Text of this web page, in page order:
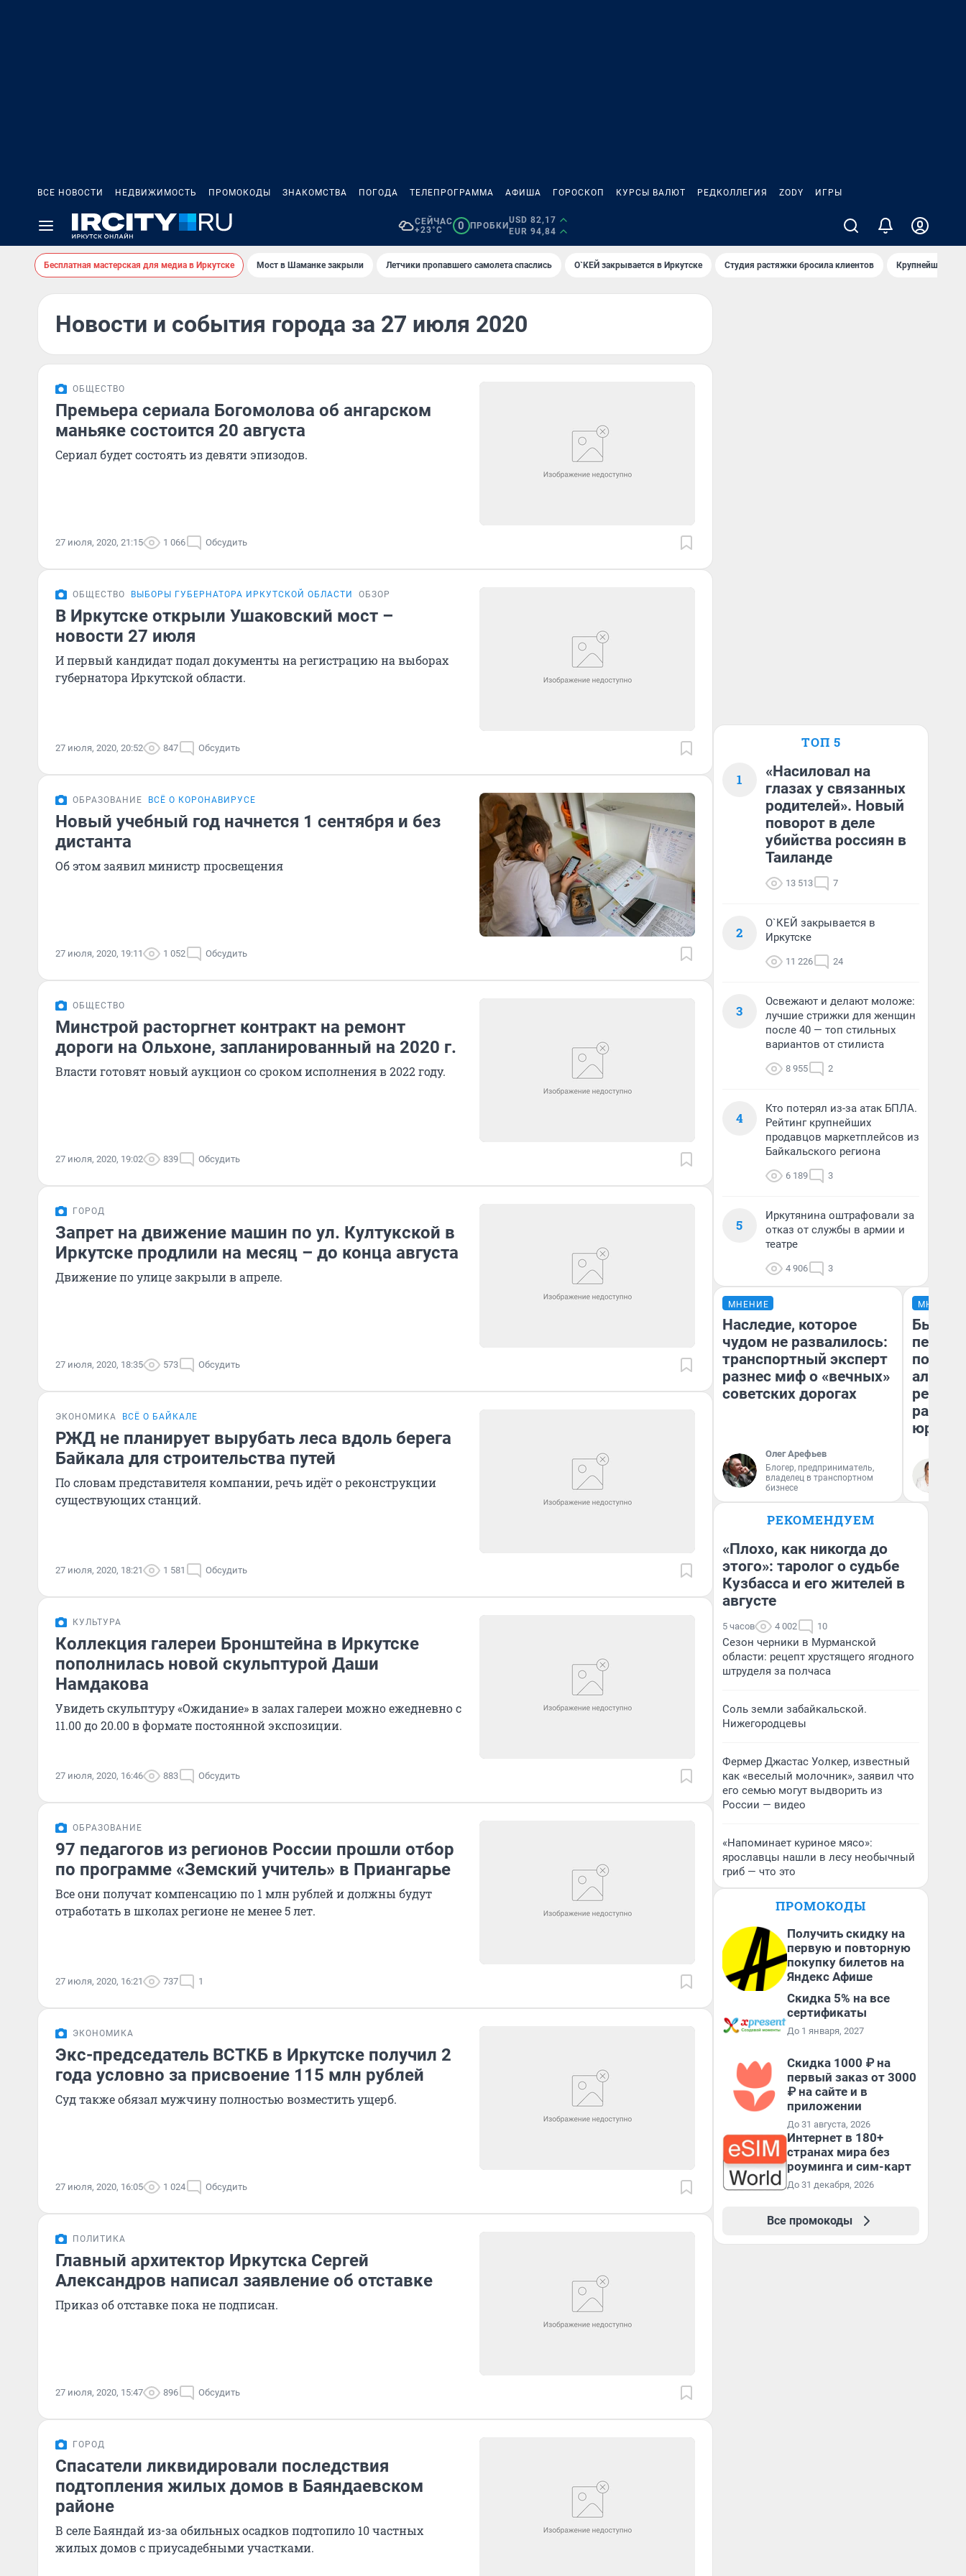
ВСЕ НОВОСТИ НЕДВИЖИМОСТЬ ПРОМОКОДЫ ЗНАКОМСТВА ПОГОДА ТЕЛЕПРОГРАММА АФИША ГОРОСКОП КУРСЫ ВАЛЮТ РЕДКОЛЛЕГИЯ ZODY ИГРЫ
СЕЙЧАС
+23°C
0 ПРОБКИ
USD 82,17
EUR 94,84
Бесплатная мастерская для медиа в Иркутске Мост в Шаманке закрыли Летчики пропавшего самолета спаслись О`КЕЙ закрывается в Иркутске Студия растяжки бросила клиентов Крупнейшие
Новости и события города за 27 июля 2020
ОБЩЕСТВО
Премьера сериала Богомолова об ангарском
маньяке состоится 20 августа
Сериал будет состоять из девяти эпизодов.
27 июля, 2020, 21:15 1 066 Обсудить
ОБЩЕСТВО ВЫБОРЫ ГУБЕРНАТОРА ИРКУТСКОЙ ОБЛАСТИ ОБЗОР
В Иркутске открыли Ушаковский мост –
новости 27 июля
И первый кандидат подал документы на регистрацию на выборах
губернатора Иркутской области.
27 июля, 2020, 20:52 847 Обсудить
ОБРАЗОВАНИЕ ВСЁ О КОРОНАВИРУСЕ
Новый учебный год начнется 1 сентября и без
дистанта
Об этом заявил министр просвещения
27 июля, 2020, 19:11 1 052 Обсудить
ОБЩЕСТВО
Минстрой расторгнет контракт на ремонт
дороги на Ольхоне, запланированный на 2020 г.
Власти готовят новый аукцион со сроком исполнения в 2022 году.
27 июля, 2020, 19:02 839 Обсудить
ГОРОД
Запрет на движение машин по ул. Култукской в
Иркутске продлили на месяц – до конца августа
Движение по улице закрыли в апреле.
27 июля, 2020, 18:35 573 Обсудить
ЭКОНОМИКА ВСЁ О БАЙКАЛЕ
РЖД не планирует вырубать леса вдоль берега
Байкала для строительства путей
По словам представителя компании, речь идёт о реконструкции
существующих станций.
27 июля, 2020, 18:21 1 581 Обсудить
КУЛЬТУРА
Коллекция галереи Бронштейна в Иркутске
пополнилась новой скульптурой Даши
Намдакова
Увидеть скульптуру «Ожидание» в залах галереи можно ежедневно с
11.00 до 20.00 в формате постоянной экспозиции.
27 июля, 2020, 16:46 883 Обсудить
ОБРАЗОВАНИЕ
97 педагогов из регионов России прошли отбор
по программе «Земский учитель» в Приангарье
Все они получат компенсацию по 1 млн рублей и должны будут
отработать в школах регионе не менее 5 лет.
27 июля, 2020, 16:21 737 1
ЭКОНОМИКА
Экс-председатель ВСТКБ в Иркутске получил 2
года условно за присвоение 115 млн рублей
Суд также обязал мужчину полностью возместить ущерб.
27 июля, 2020, 16:05 1 024 Обсудить
ПОЛИТИКА
Главный архитектор Иркутска Сергей
Александров написал заявление об отставке
Приказ об отставке пока не подписан.
27 июля, 2020, 15:47 896 Обсудить
ГОРОД
Спасатели ликвидировали последствия
подтопления жилых домов в Баяндаевском
районе
В селе Баяндай из-за обильных осадков подтопило 10 частных
жилых домов с приусадебными участками.
ТОП 5
1
«Насиловал на
глазах у связанных
родителей». Новый
поворот в деле
убийства россиян в
Таиланде
13 513 7
2
О`КЕЙ закрывается в
Иркутске
11 226 24
3
Освежают и делают моложе:
лучшие стрижки для женщин
после 40 — топ стильных
вариантов от стилиста
8 955 2
4
Кто потерял из-за атак БПЛА.
Рейтинг крупнейших
продавцов маркетплейсов из
Байкальского региона
6 189 3
5
Иркутянина оштрафовали за
отказ от службы в армии и
театре
4 906 3
МНЕНИЕ
Наследие, которое
чудом не развалилось:
транспортный эксперт
разнес миф о «вечных»
советских дорогах
Олег Арефьев
Блогер, предприниматель,
владелец в транспортном
бизнесе
МНЕНИЕ
Был
разбор
юриста
РЕКОМЕНДУЕМ
«Плохо, как никогда до
этого»: таролог о судьбе
Кузбасса и его жителей в
августе
5 часов 4 002 10
Сезон черники в Мурманской
области: рецепт хрустящего ягодного
штруделя за полчаса
Соль земли забайкальской.
Нижегородцевы
Фермер Джастас Уолкер, известный
как «веселый молочник», заявил что
его семью могут выдворить из
России — видео
«Напоминает куриное мясо»:
ярославцы нашли в лесу необычный
гриб — что это
ПРОМОКОДЫ
Получить скидку на
первую и повторную
покупку билетов на
Яндекс Афише
Скидка 5% на все
сертификаты
До 1 января, 2027
Скидка 1000 ₽ на
первый заказ от 3000
₽ на сайте и в
приложении
До 31 августа, 2026
Интернет в 180+
странах мира без
роуминга и сим-карт
До 31 декабря, 2026
Все промокоды